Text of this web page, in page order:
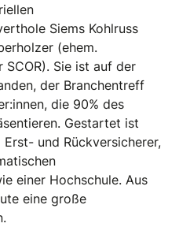
Siems Kohlruss
(ehem.
Sie ist auf der
der Branchentreff
die 90% des
Gestartet ist
und Rückversicherer,
einer Hochschule. Aus
eine große